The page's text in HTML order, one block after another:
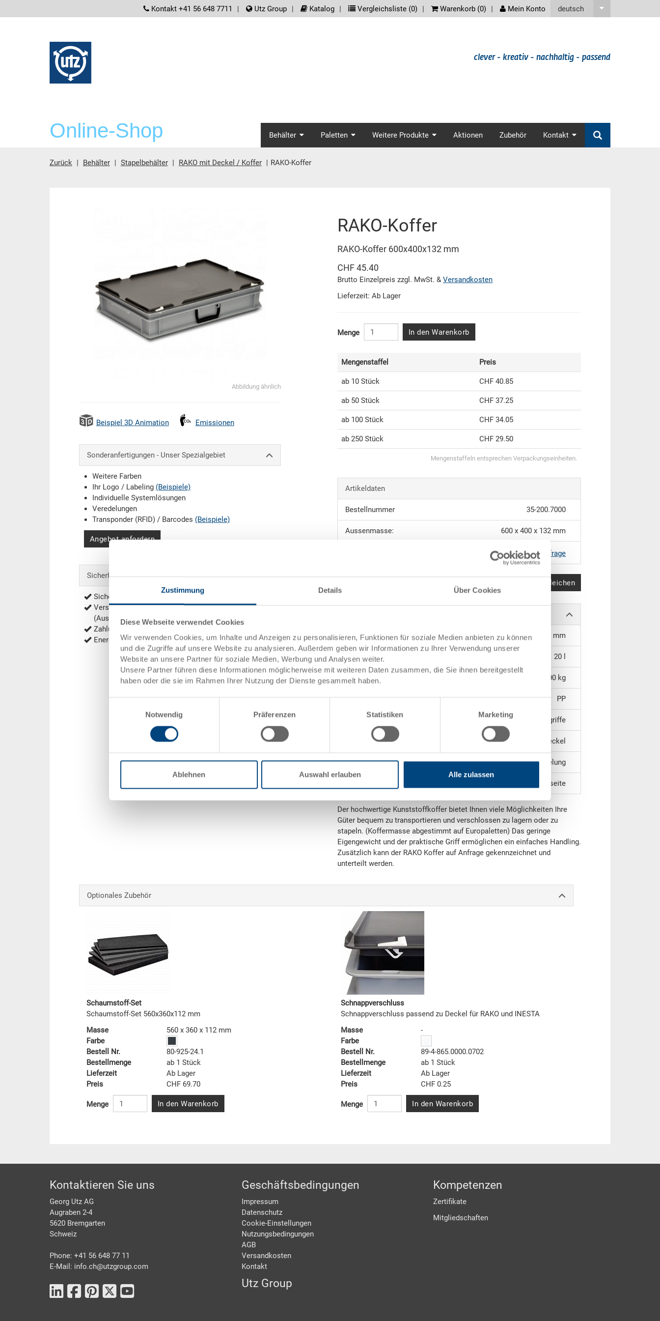
Zustimmung Details Über Cookies
Diese Webseite verwendet Cookies
Wir verwenden Cookies, um Inhalte und Anzeigen zu personalisieren, Funktionen für soziale Medien anbieten zu können
und die Zugriffe auf unsere Website zu analysieren. Außerdem geben wir Informationen zu Ihrer Verwendung unserer
Website an unsere Partner für soziale Medien, Werbung und Analysen weiter.
Unsere Partner führen diese Informationen möglicherweise mit weiteren Daten zusammen, die Sie ihnen bereitgestellt
haben oder die sie im Rahmen Ihrer Nutzung der Dienste gesammelt haben.
Notwendig
Präferenzen Statistiken Marketing
Ablehnen Auswahl erlauben Alle zulassen
deutsch
screenreader.meta_nav
Kontakt +41 56 648 7711 Utz Group Katalog Vergleichsliste (0) Warenkorb (0) Mein Konto
clever - kreativ - nachhaltig - passend
Online-Shop screenreader.main_nav
Behälter Paletten Weitere Produkte Aktionen Zubehör Kontakt
Zurück Behälter Stapelbehälter RAKO mit Deckel / Koffer RAKO-Koffer
Abbildung ähnlich
Beispiel 3D Animation Emissionen
Sonderanfertigungen - Unser Spezialgebiet
Weitere Farben
Ihr Logo / Labeling (Beispiele)
Individuelle Systemlösungen
Veredelungen
Transponder (RFID) / Barcodes (Beispiele)
Angebot anfordern
Sicherheit & Bestellung
Sichere Bestellung mit Verschlüsselung
Versandkostenfrei ab 1'000.- CHF Nettowarenwert
(Ausnahmen siehe
Versandkosten)
Zahlung per Rechnung, Vorauskasse
Energieeffiziente und nachhaltige Produktion
RAKO-Koffer
RAKO-Koffer 600x400x132 mm
CHF 45.40
Brutto Einzelpreis zzgl. MwSt. & Versandkosten
Lieferzeit: Ab Lager
Menge In den Warenkorb
Mengenstaffel Preis
ab 10 Stück CHF 40.85
ab 50 Stück CHF 37.25
ab 100 Stück CHF 34.05
ab 250 Stück CHF 29.50
Mengenstaffeln entsprechen Verpackungseinheiten.
Artikeldaten
Bestellnummer 35-200.7000
Aussenmasse: 600 x 400 x 132 mm
Weitere Farben auf Anfrage
Produkt vergleichen
Innenmasse 558 x 358 x 114 mm
Volumen 20 l
Gewicht 2.00 kg
Material PP
2 Muschelgriffe
Systemvariante stapelbar mit Deckel
Verriegelung ohne Verriegelung
auf einer Längsseite
Der hochwertige Kunststoffkoffer bietet Ihnen viele Möglichkeiten Ihre
Güter bequem zu transportieren und verschlossen zu lagern oder zu
stapeln. (Koffermasse abgestimmt auf Europaletten) Das geringe
Eigengewicht und der praktische Griff ermöglichen ein einfaches Handling.
Zusätzlich kann der RAKO Koffer auf Anfrage gekennzeichnet und
unterteilt werden.
Optionales Zubehör
Schaumstoff-Set
Schaumstoff-Set 560x360x112 mm
Masse
560 x 360 x 112 mm
Farbe
Bestell Nr.
80-925-24.1
Bestellmenge
ab 1 Stück
Lieferzeit
Ab Lager
Preis
CHF 69.70
Menge In den Warenkorb
Schnappverschluss
Schnappverschluss passend zu Deckel für RAKO und INESTA
Masse
-
Farbe
Bestell Nr.
89-4-865.0000.0702
Bestellmenge
ab 1 Stück
Lieferzeit
Ab Lager
Preis
CHF 0.25
Menge In den Warenkorb
Footer
Kontaktieren Sie uns
Georg Utz AG
Augraben 2-4
5620 Bremgarten
Schweiz
Phone: +41 56 648 77 11
E-Mail: info.ch@utzgroup.com
Geschäftsbedingungen
Impressum
Datenschutz
Cookie-Einstellungen
Nutzungsbedingungen
AGB
Versandkosten
Kontakt
Utz Group
Kompetenzen
Zertifikate
Mitgliedschaften